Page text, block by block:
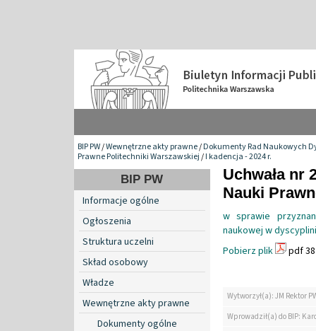
BIP PW/Wewnętrzne akty prawne/Dokumenty Rad Naukowych
Prawne Politechniki Warszawskiej/I kadencja - 2024 r.
BIP PW
Informacje ogólne
Ogłoszenia
Struktura uczelni
Skład osobowy
Władze
Wewnętrzne akty prawne
Dokumenty ogólne
Uchwała nr
Nauki
w sprawie
naukowej w
Pobierz plik
pdf
Wytworzył(a): JM Rektor
Wprowadził(a) do BIP: